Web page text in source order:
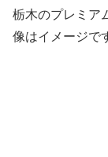
栃木のプレミア
像はイメージで